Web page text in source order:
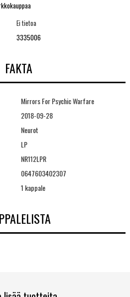
Ei tietoa
3335006
FAKTA
Mirrors For Psychic Warfare
2018-09-28
Neurot
LP
NR112LPR
0647603402307
1 kappale